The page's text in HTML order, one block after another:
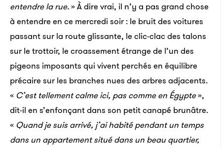
entendre la rue.» À dire vrai, il n’y a pas grand chose
à entendre en ce mercredi soir : le bruit des voitures
passant sur la route glissante, le clic-clac des talons
sur le trottoir, le croassement étrange de l’un des
pigeons imposants qui vivent perchés en équilibre
précaire sur les branches nues des arbres adjacents.
« C’est tellement calme ici, pas comme en Égypte»,
dit-il en s’enfonçant dans son petit canapé brunâtre.
« Quand je suis arrivé, j’ai habité pendant un temps
dans un appartement situé dans un beau quartier,